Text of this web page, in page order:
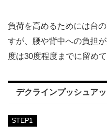
負荷を高めるためには台
すが、腰や背中への負担
度は30度程度までに留め
デクラインプッシュア
STEP